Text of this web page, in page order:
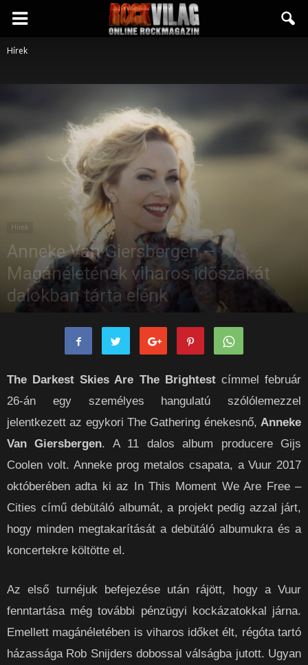
Rockvilág.hu
Hírek
Hírek
Anneke Van Giersbergen –
Magánéletének viharos időszakát
dalokban tárta elénk
The Darkest Skies Are The Brightestcímmel február
26-án egy személyes hangulatú szólólemezzel
jelentkezett az egykori The Gathering énekesnő, Anneke
Van Giersbergen. A 11 dalos album producere Gijs
Coolen volt. Anneke prog metalos csapata, a Vuur 2017
októberében adta ki az In This Moment We Are Free –
Cities című debütáló albumát, a projekt pedig azzal járt,
hogy minden megtakarítását a debütáló albumukra és a
koncertekre költötte el.
Az első turnéjuk befejezése után rájött, hogy a Vuur
fenntartása még további pénzügyi kockázatokkal járna.
Emellett magánéletében is viharos időket élt, régóta tartó
házassága Rob Snijders dobossal válságba jutott. Ugyan